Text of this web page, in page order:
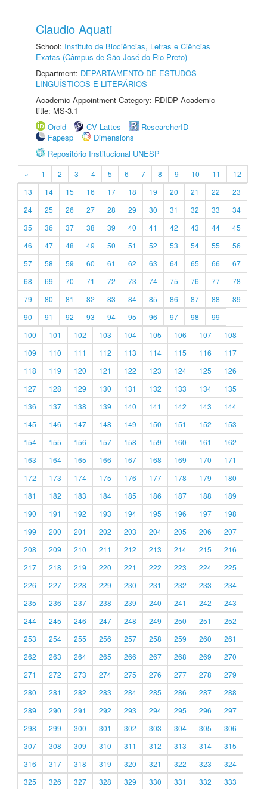
Claudio Aquati
School: Instituto de Biociências, Letras e Ciências
Exatas (Câmpus de São José do Rio Preto)
Department: DEPARTAMENTO DE ESTUDOS
LINGUÍSTICOS E LITERÁRIOS
Academic Appointment Category: RDIDP Academic
title: MS-3.1
Orcid
CV Lattes
ResearcherID
Fapesp
Dimensions
Repositório Institucional UNESP
« 1 2 3 4 5 6 7 8 9 10 11
12
13
14 15 16 17 18 19 20 21 22
23
24
25 26 27 28 29 30 31 32 33
34
35
36 37 38 39 40 41 42 43 44
45
46
47 48 49 50 51 52 53 54 55
56
57
58 59 60 61 62 63 64 65 66
67
68
69 70 71 72 73 74 75 76 77
78
79
80 81 82 83 84 85 86 87 88
89
90
91 92 93 94 95 96 97 98
99
100
101 102 103 104 105 106 107
108
109
110 111 112 113 114 115 116
117
118
119 120 121 122 123 124 125
126
127
128 129 130 131 132 133 134
135
136
137 138 139 140 141 142 143
144
145
146 147 148 149 150 151 152
153
154
155 156 157 158 159 160 161
162
163
164 165 166 167 168 169 170
171
172
173 174 175 176 177 178 179
180
181
182 183 184 185 186 187 188
189
190
191 192 193 194 195 196 197
198
199
200 201 202 203 204 205 206
207
208
209 210 211 212 213 214 215
216
217
218 219 220 221 222 223 224
225
226
227 228 229 230 231 232 233
234
235
236 237 238 239 240 241 242
243
244
245 246 247 248 249 250 251
252
253
254 255 256 257 258 259 260
261
262
263 264 265 266 267 268 269
270
271
272 273 274 275 276 277 278
279
280
281 282 283 284 285 286 287
288
289
290 291 292 293 294 295 296
297
298
299 300 301 302 303 304 305
306
307
308 309 310 311 312 313 314
315
316
317 318 319 320 321 322 323
324
325
326 327 328 329 330 331 332 333